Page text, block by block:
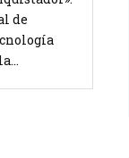
de